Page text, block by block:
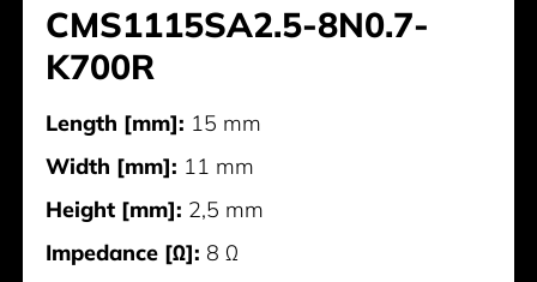
CMS1115SA2.5-8N0.7-
K700R
Length [mm]: 15 mm
Width [mm]: 11 mm
Height [mm]: 2,5 mm
Impedance [Ω]: 8 Ω